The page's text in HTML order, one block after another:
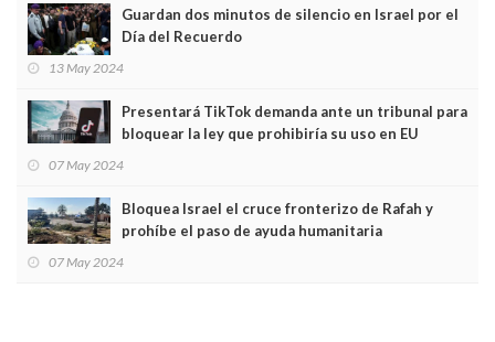
Guardan dos minutos de silencio en Israel por el
Día del Recuerdo
13 May 2024
Presentará TikTok demanda ante un tribunal para
bloquear la ley que prohibiría su uso en EU
07 May 2024
Bloquea Israel el cruce fronterizo de Rafah y
prohíbe el paso de ayuda humanitaria
07 May 2024